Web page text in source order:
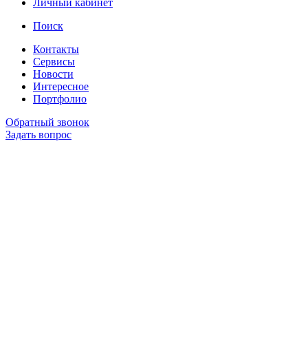
Личный кабинет
Поиск
Контакты
Сервисы
Новости
Интересное
Портфолио
Обратный звонок
Задать вопрос